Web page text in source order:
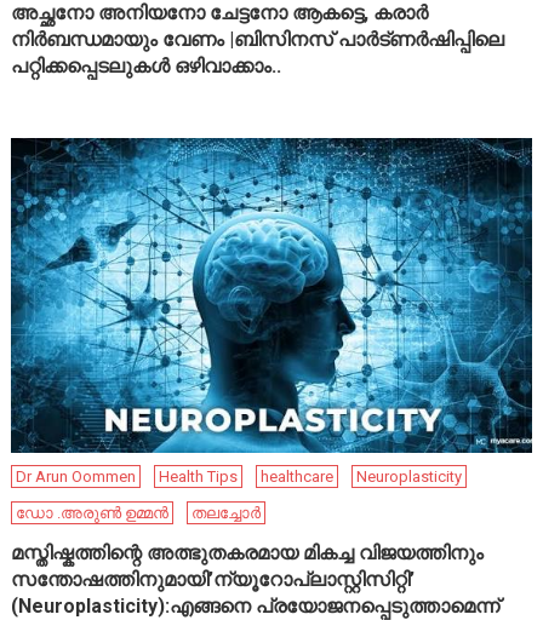
അച്ഛനോ അനിയനോ ചേട്ടനോ ആകട്ടെ, കരാർ
നിർബന്ധമായും വേണം |ബിസിനസ് പാർട്ണർഷിപ്പിലെ
പറ്റിക്കപ്പെടലുകൾ ഒഴിവാക്കാം..
Dr Arun Oommen Health Tips healthcare
Neuroplasticity
ഡോ .അരുൺ ഉമ്മൻ
തലച്ചോർ
മസ്തിഷ്കത്തിന്റെ അത്ഭുതകരമായ മികച്ച വിജയത്തിനും
സന്തോഷത്തിനുമായി’ന്യൂറോപ്ലാസ്റ്റിസിറ്റി’
(Neuroplasticity):എങ്ങനെ പ്രയോജനപ്പെടുത്താമെന്ന്